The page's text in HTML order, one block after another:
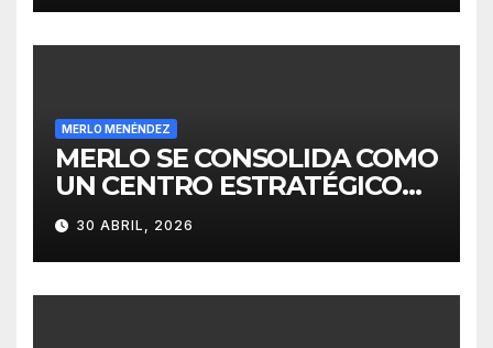
MERLO MENÉNDEZ
MERLO SE CONSOLIDA COMO
UN CENTRO ESTRATÉGICO
PARA EL DESARROLLO DE
INVERSIONES
30 ABRIL, 2026